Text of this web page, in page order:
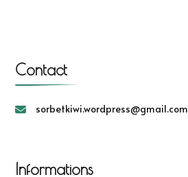
Contact
sorbetkiwi.wordpress@gmail.com
Informations